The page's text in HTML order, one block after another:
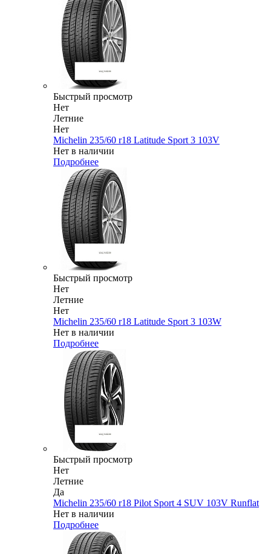
Быстрый просмотр
Нет
Летние
Нет
Michelin 235/60 r18 Latitude Sport 3 103V
Нет в наличии
Подробнее
Быстрый просмотр
Нет
Летние
Нет
Michelin 235/60 r18 Latitude Sport 3 103W
Нет в наличии
Подробнее
Быстрый просмотр
Нет
Летние
Да
Michelin 235/60 r18 Pilot Sport 4 SUV 103V Runflat
Нет в наличии
Подробнее